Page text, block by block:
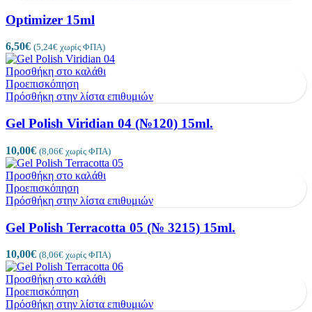
Optimizer 15ml
6,50€ (5,24€ χωρίς ΦΠΑ)
Προσθήκη στο καλάθι
Προεπισκόπηση
Πρόσθήκη στην λίστα επιθυμιών
Gel Polish Viridian 04 (№120) 15ml.
10,00€ (8,06€ χωρίς ΦΠΑ)
Προσθήκη στο καλάθι
Προεπισκόπηση
Πρόσθήκη στην λίστα επιθυμιών
Gel Polish Terracotta 05 (№ 3215) 15ml.
10,00€ (8,06€ χωρίς ΦΠΑ)
Προσθήκη στο καλάθι
Προεπισκόπηση
Πρόσθήκη στην λίστα επιθυμιών